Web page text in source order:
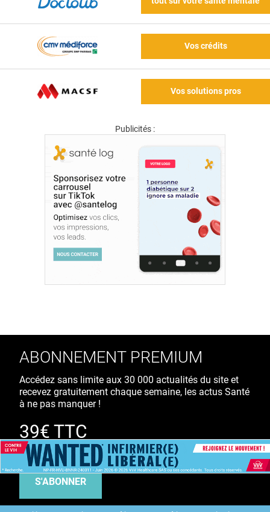
Vos crédits
Vos solutions pros
Publicités :
ABONNEMENT PREMIUM
Accédez sans limite aux 30 000 actualités du site et
recevez gratuitement chaque semaine, les actus Santé
à ne pas manquer !
39€ TTC
/ an
S'ABONNER